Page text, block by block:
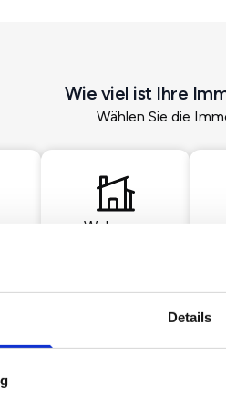
Details
Wie viel ist Ihre
Wählen Sie die
Wohnung